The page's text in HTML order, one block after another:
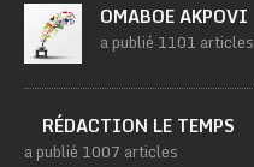
OMABOE AKPOVI
a publié 1101 articles
RÉDACTION LE TEMPS
a publié 1007 articles